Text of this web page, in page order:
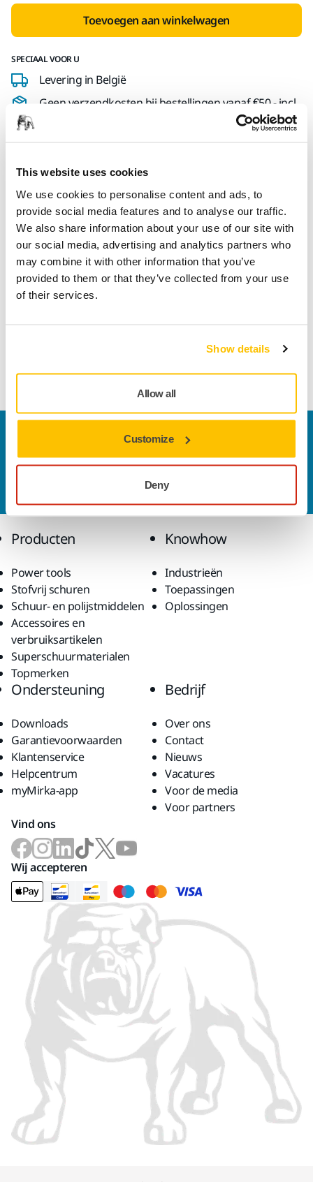
This website uses cookies
We use cookies to personalise content and ads, to
provide social media features and to analyse our traffic.
We also share information about your use of our site with
our social media, advertising and analytics partners who
may combine it with other information that you’ve
provided to them or that they’ve collected from your use
of their services.
Show details
Allow all
Customize
Deny
Toevoegen aan winkelwagen
SPECIAAL VOOR U
Levering in België
Geen verzendkosten bij bestellingen vanaf €50,- incl.
Track & Trace
Technische details
Lengte 80 mm
Wilt u meer weten?Neem contact met ons op.Ons
Producten
Power tools
Stofvrij schuren
Schuur- en polijstmiddelen
Accessoires en
verbruiksartikelen
Superschuurmaterialen
Topmerken
Knowhow
Industrieën
Toepassingen
Oplossingen
Ondersteuning
Downloads
Garantievoorwaarden
Klantenservice
Helpcentrum
myMirka-app
Bedrijf
Over ons
Contact
Nieuws
Vacatures
Voor de media
Voor partners
Vind ons
Wij accepteren